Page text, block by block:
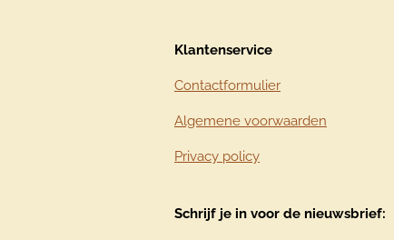
Klantenservice
Contactformulier
Algemene voorwaarden
Privacy policy
Schrijf je in voor de nieuwsbrief: